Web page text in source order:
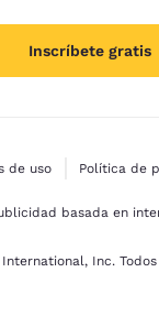
Inscríbete gratis
de uso Política de
basada en
Inc.